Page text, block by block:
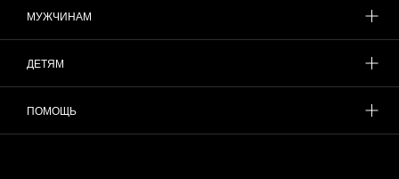
МУЖЧИНАМ
ДЕТЯМ
ПОМОЩЬ